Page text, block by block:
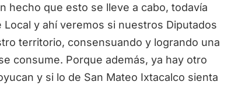
hecho que esto se lleve a cabo, todavía
y ahí veremos si nuestros Diputados
territorio, consensuando y logrando una
consume. Porque además, ya hay otro
y si lo de San Mateo Ixtacalco sienta